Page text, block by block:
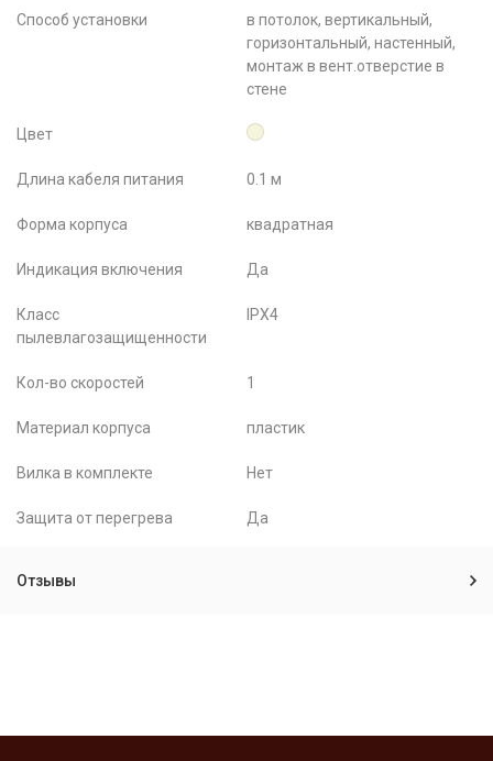
Способ установки
в потолок, вертикальный,
горизонтальный, настенный,
монтаж в вент.отверстие в
стене
Цвет
Длина кабеля питания 0.1 м
Форма корпуса квадратная
Индикация включения Да
Класс
пылевлагозащищенности
IPX4
Кол-во скоростей 1
Материал корпуса пластик
Вилка в комплекте Нет
Защита от перегрева Да
Отзывы